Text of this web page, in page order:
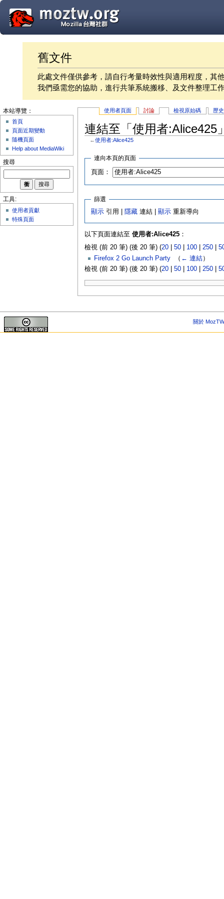
舊文件
此處文件僅供參考，請自行考量時效性與適用程度，其
我們亟需您的協助，進行共筆系統搬移、及文件整理工
使用者頁面 討論 檢視原始碼 歷
連結至「使用者:Alice425
←使用者:Alice425
連向本頁的頁面
頁面：
篩選
顯示 引用 | 隱藏 連結 |顯示 重新導向
以下頁面連結至 使用者:Alice425：
檢視 (前 20 筆) (後 20 筆) (20| 50| 100| 250|
Firefox 2 Go Launch Party‎ （ ← 連結）
檢視 (前 20 筆) (後 20 筆) (20| 50| 100| 250|
本站導覽：
首頁
頁面近期變動
隨機頁面
Help about MediaWiki
搜尋
工具:
使用者貢獻
特殊頁面
關於